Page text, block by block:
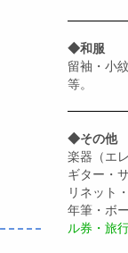
◆和服
留袖・小
等。
◆その他
楽器（エ
ギター・
リネット
年筆・ボ
ル券・旅